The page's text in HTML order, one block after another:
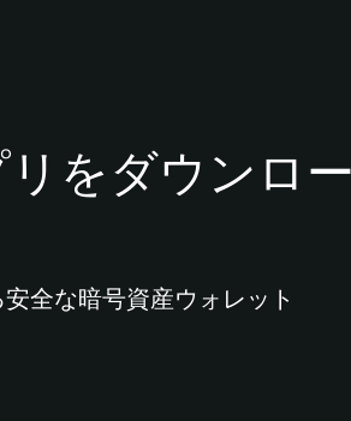
をダウンロ
全な暗号資産ウォレット